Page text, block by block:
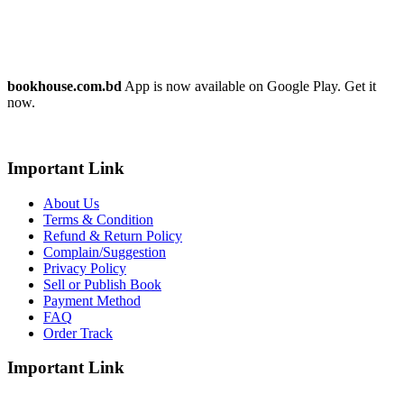
bookhouse.com.bd App is now available on Google Play. Get it
now.
Important Link
About Us
Terms & Condition
Refund & Return Policy
Complain/Suggestion
Privacy Policy
Sell or Publish Book
Payment Method
FAQ
Order Track
Important Link